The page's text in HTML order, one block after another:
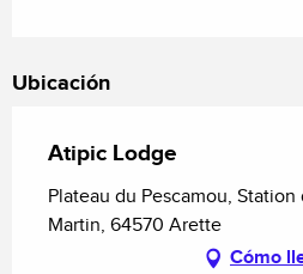
Ubicación
Atipic Lodge
Plateau du Pescamou, Station
Martin, 64570 Arette
Cómo